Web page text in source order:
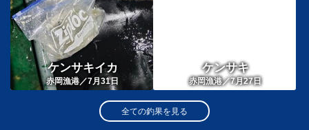
ケンサキイカ
赤岡漁港／7月31日
ケンサキ
赤岡漁港／7月27日
全ての釣果を見る